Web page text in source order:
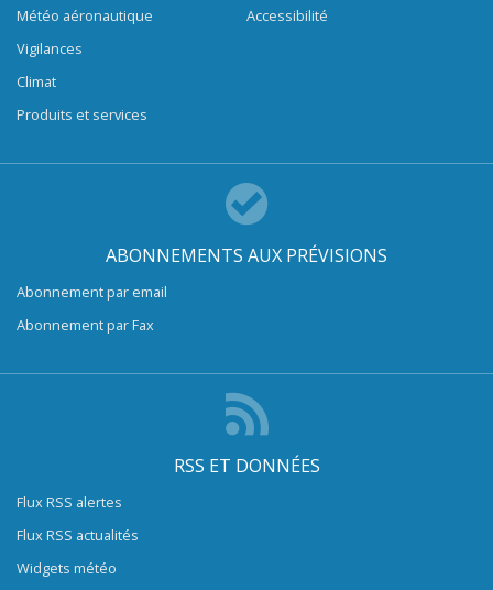
Météo aéronautique
Vigilances
Climat
Produits et services
Accessibilité
ABONNEMENTS AUX PRÉVISIONS
Abonnement par email
Abonnement par Fax
RSS ET DONNÉES
Flux RSS alertes
Flux RSS actualités
Widgets météo